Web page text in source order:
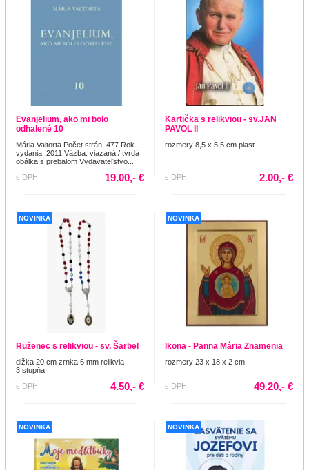
Evanjelium, ako mi bolo
odhalené 10
Mária Valtorta Počet strán: 477 Rok
vydania: 2011 Väzba: viazaná / tvrdá
obálka s prebalom Vydavateľstvo...
s DPH
19.00,- €
Kartička s relikviou - sv.JAN
PAVOL II
rozmery 8,5 x 5,5 cm plast
s DPH 2.00,- €
NOVINKA
Ruženec s relikviou - sv. Šarbel
dlžka 20 cm zrnka 6 mm relikvia
3.stupňa
s DPH
4.50,- €
NOVINKA
Ikona - Panna Mária Znamenia
rozmery 23 x 18 x 2 cm
s DPH 49.20,- €
NOVINKA NOVINKA